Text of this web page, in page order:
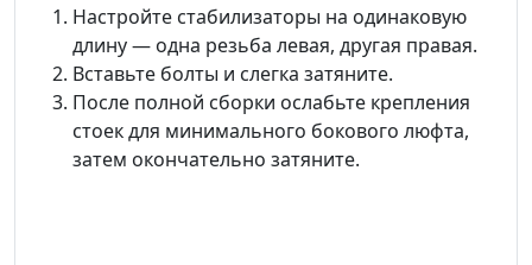
Настройте стабилизаторы на одинаковую
длину — одна резьба левая, другая правая.
Вставьте болты и слегка затяните.
После полной сборки ослабьте крепления
стоек для минимального бокового люфта,
затем окончательно затяните.